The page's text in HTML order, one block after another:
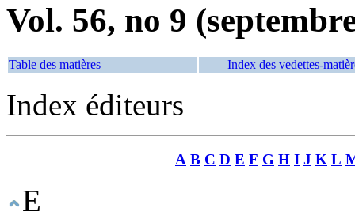
Vol. 56, no 9
Table des matières Index des vedettes-
Index éditeurs
A B C D E F G H I J K L
E